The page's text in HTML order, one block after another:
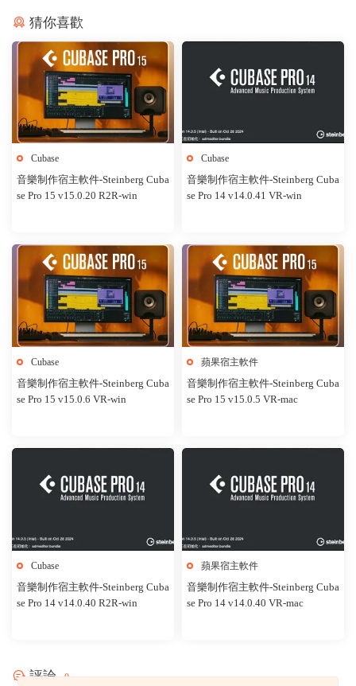
猜你喜歡
Cubase
音樂制作宿主軟件-Steinberg Cuba
se Pro 15 v15.0.20 R2R-win
Cubase
音樂制作宿主軟件-Steinberg Cuba
se Pro 14 v14.0.41 VR-win
Cubase
音樂制作宿主軟件-Steinberg Cuba
se Pro 15 v15.0.6 VR-win
蘋果宿主軟件
音樂制作宿主軟件-Steinberg Cuba
se Pro 15 v15.0.5 VR-mac
Cubase
音樂制作宿主軟件-Steinberg Cuba
se Pro 14 v14.0.40 R2R-win
蘋果宿主軟件
音樂制作宿主軟件-Steinberg Cuba
se Pro 14 v14.0.40 VR-mac
評論 0